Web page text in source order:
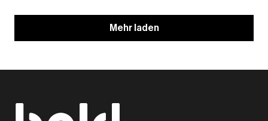
Mehr laden